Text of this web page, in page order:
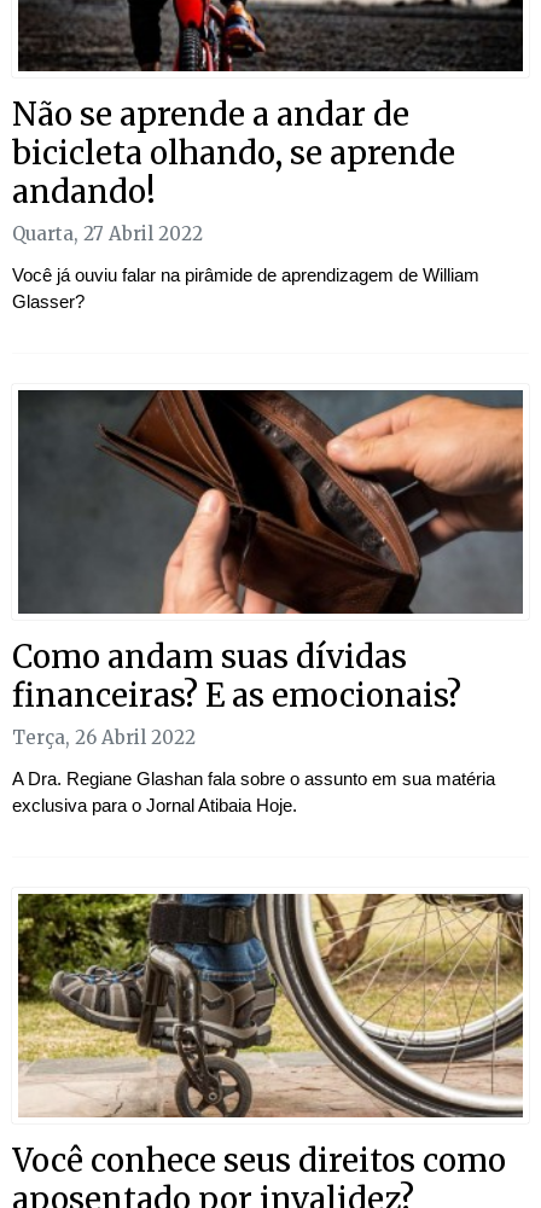
Não se aprende a andar de
bicicleta olhando, se aprende
andando!
Quarta, 27 Abril 2022
Você já ouviu falar na pirâmide de aprendizagem de William
Glasser?
Como andam suas dívidas
financeiras? E as emocionais?
Terça, 26 Abril 2022
A Dra. Regiane Glashan fala sobre o assunto em sua matéria
exclusiva para o Jornal Atibaia Hoje.
Você conhece seus direitos como
aposentado por invalidez?